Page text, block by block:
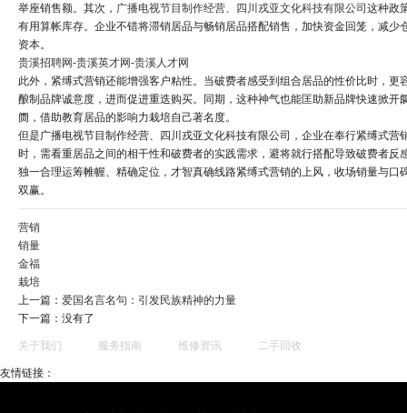
举座销售额。其次， 广播电视节目制作经营、四川戎亚文化科技有限公司这种政
有用算帐库存。企业不错将滞销居品与畅销居品搭配销售，加快资金回笼，减少
资本。
贵溪招聘网-贵溪英才网-贵溪人才网
此外，紧缚式营销还能增强客户粘性。当破费者感受到组合居品的性价比时，更
酿制品牌诚意度，进而促进重迭购买。同期，这种神气也能匡助新品牌快速掀开
阓，借助教育居品的影响力栽培自己著名度。
但是广播电视节目制作经营、四川戎亚文化科技有限公司，企业在奉行紧缚式营
时，需看重居品之间的相干性和破费者的实践需求，避将就行搭配导致破费者反
独一合理运筹帷幄、精确定位，才智真确线路紧缚式营销的上风，收场销量与口
双赢。
营销
销量
金福
栽培
上一篇： 爱国名言名句：引发民族精神的力量
下一篇：没有了
关于我们 服务指南 维修资讯 二手回收
友情链接：